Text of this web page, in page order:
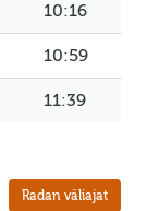
10:16
10:59
11:39
Radan väliajat